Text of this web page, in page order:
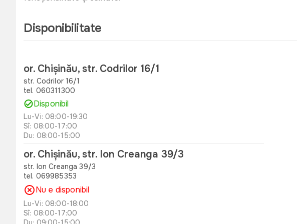
Disponibilitate
or. Chișinău, str. Codrilor 16/1
str. Codrilor 16/1
tel. 060311300
Disponibil
Lu-Vi: 08:00-19:30
Sî: 08:00-17:00
Du: 08:00-15:00
or. Chișinău, str. Ion Creanga 39/3
str. Ion Creanga 39/3
tel. 069985353
Nu e disponibil
Lu-Vi: 08:00-18:00
Sî: 08:00-17:00